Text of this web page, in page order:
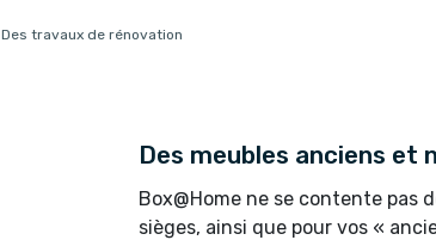
Des travaux de rénovation
Des meubles anciens et
Box@Home ne se contente pas
sièges, ainsi que pour vos «